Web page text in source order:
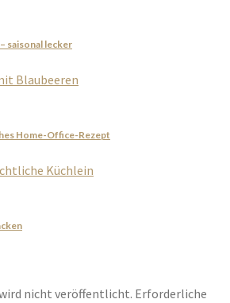
saisonal lecker
Home-Office-Rezept
nicht veröffentlicht. Erforderliche